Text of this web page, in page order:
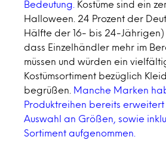
Bedeutung.
Kostüme sind ein
Halloween. 24 Prozent der
Hälfte der 16- bis 24-Jährigen)
dass Einzelhändler mehr im
müssen und würden ein
Kostümsortiment bezüglich
begrüßen.
Manche Marken
Produktreihen bereits
Auswahl an Größen, sowie
Sortiment aufgenommen.